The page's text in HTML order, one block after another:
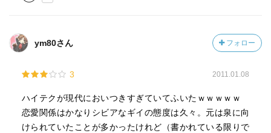
ym80さん フォロー
3 2011.01.08
ハイテクが現代においつきすぎていてふいたｗｗｗｗｗ
恋愛関係はかなりシビアなギイの態度は久々。元は泉に向
けられていたことが多かったけれど（書かれている限りで